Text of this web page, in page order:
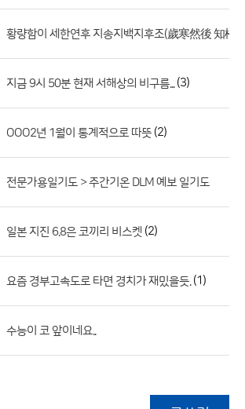
황량함이 세한연후 지송지백지후조(歲寒然後 知松
지금 9시 50분 현재 서해상의 비구름... (3)
OOO2년 1월이 통계적으로 따뜻 (2)
전문가용일기도 > 주간기온 DLM 예보 일기도
일본 지진 6.8은 코끼리 비스켓 (2)
요즘 경부고속도로 타면 경치가 재밌을듯. (1)
수능이 코 앞이네요..